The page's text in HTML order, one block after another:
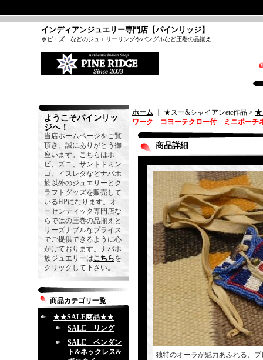
インディアンジュエリー専門店【パインリッジ】
ホピ・ズニなどのジュエリーリングやバングルなど圧巻の品揃え
ようこそパインリッ
ジへ！
当店ホームページをご覧
頂き、誠にありがとう御
座います。こちらはホ
ピ、ズニ、サントドミン
ゴ、イスレタなどナバホ
族以外のジュエリーとク
ラフトグッズを販売して
いるHPになります。オ
ーセンティック専門店な
らではの圧巻の品揃えと
リーズナブルなプライス
でご提供できるように心
がけております。ナバホ
族ジュエリーはこちらを
クリックして下さい。
商品カテゴリ一覧
★★SALE商品★★
SALE リング
SALE ペンダン
ト&ネックレス&
ホーム ｜ ★スー&シャイアンetc作品 > ★
ワーク コヨーテクロー付 ミニポーチ
商品詳細
独特のオーラが魅力あふれる、